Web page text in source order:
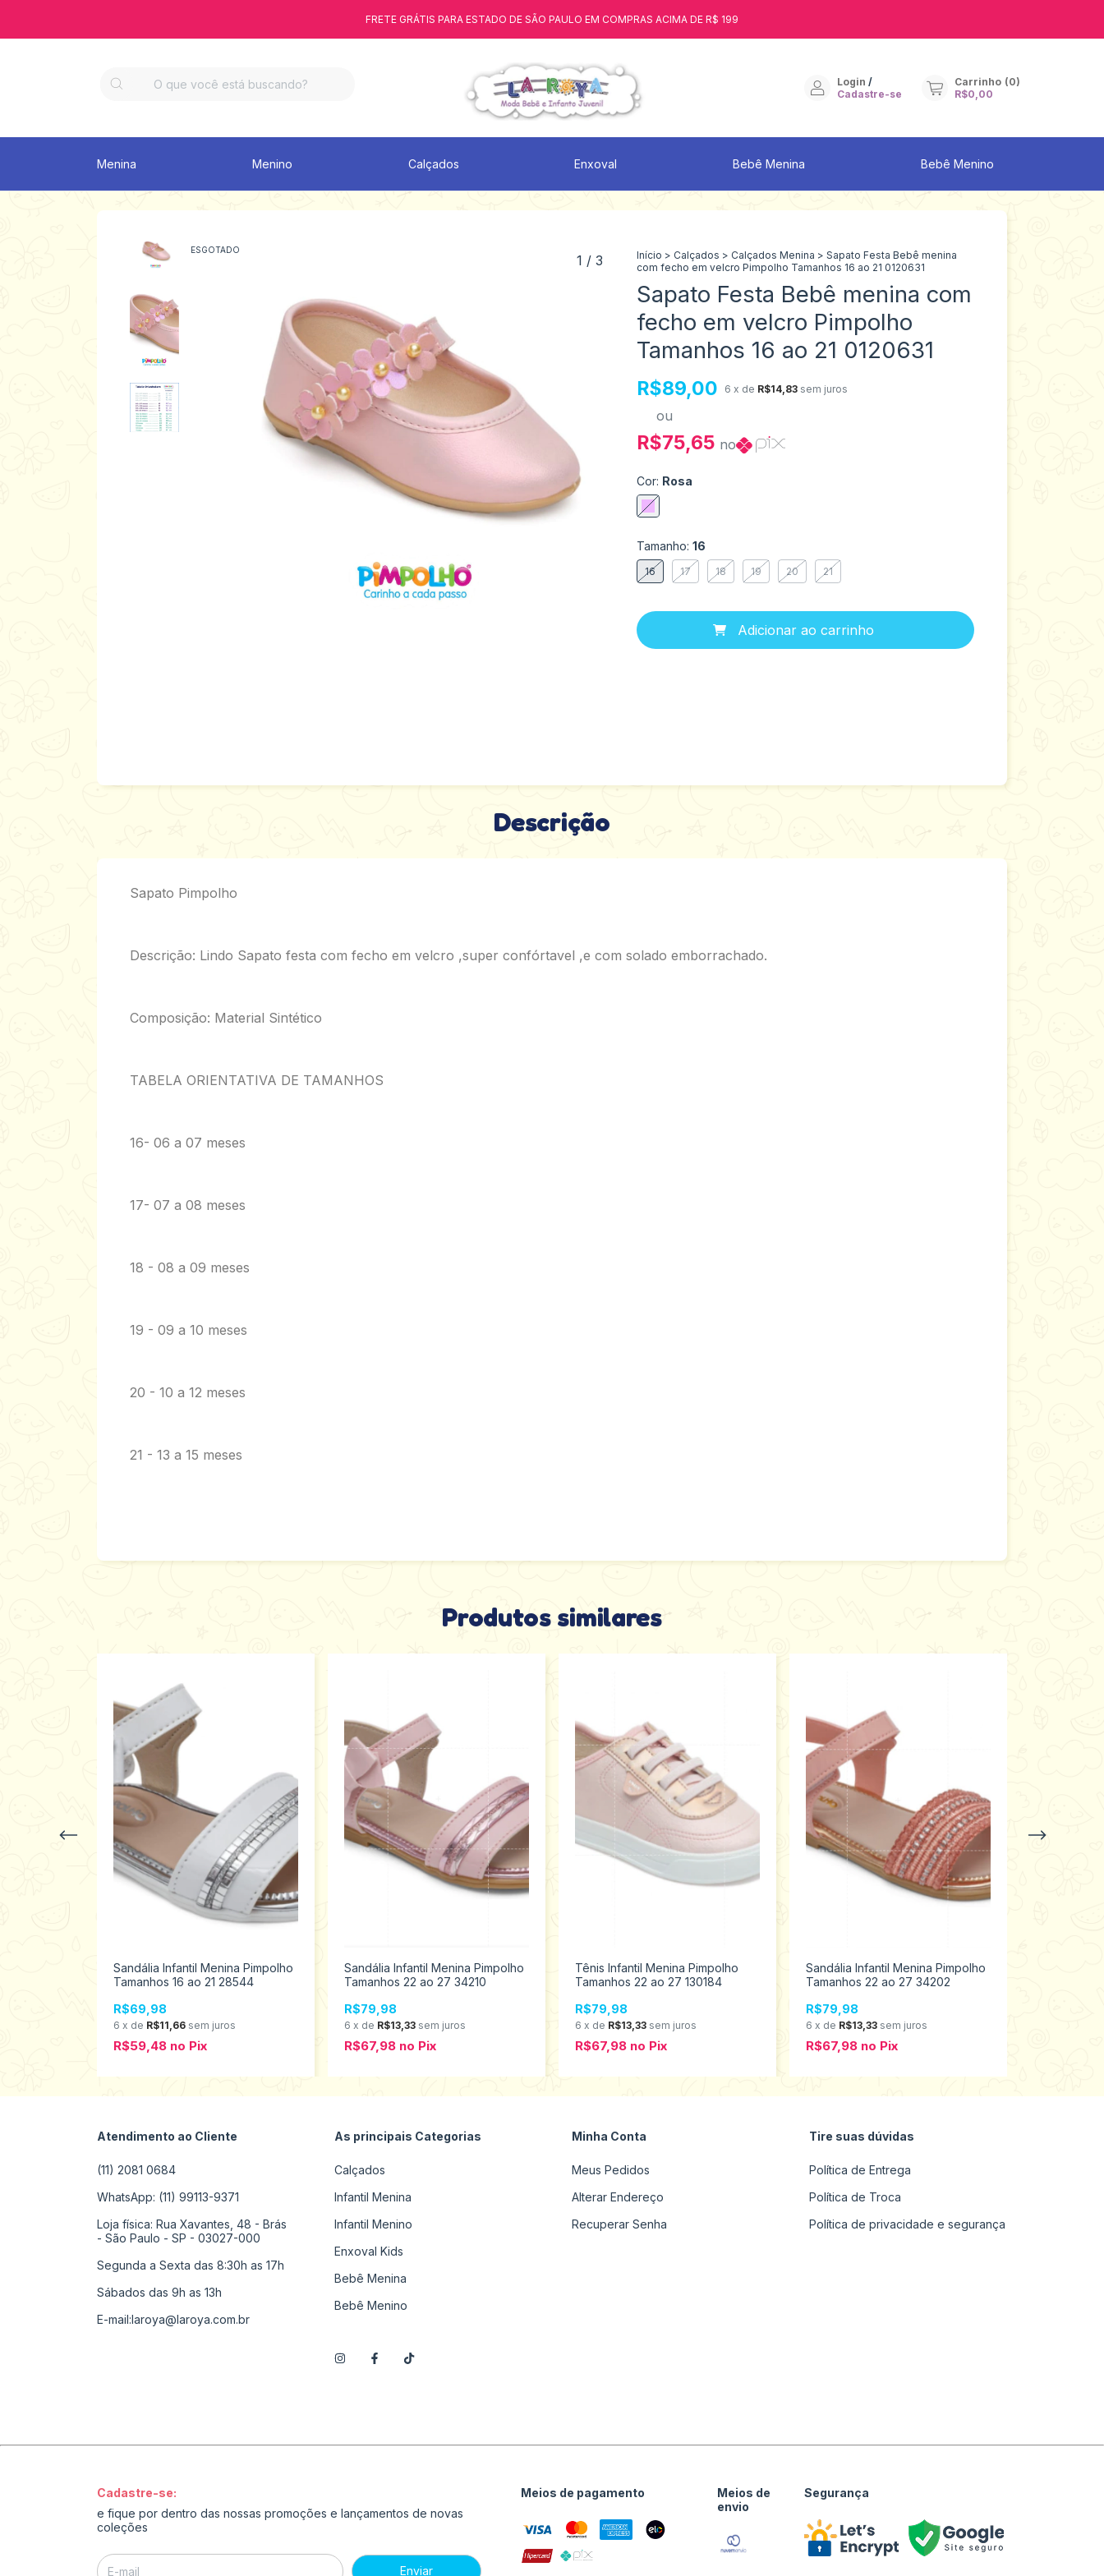
FRETE GRÁTIS PARA ESTADO DE SÃO PAULO EM COMPRAS ACIMA DE R$ 199
Login /
Cadastre-se
Carrinho (0)
R$0,00
Menina Menino Calçados Enxoval Bebê Menina Bebê Menino
ESGOTADO
1 / 3 Início > Calçados > Calçados Menina > Sapato Festa Bebê menina
com fecho em velcro Pimpolho Tamanhos 16 ao 21 0120631
Sapato Festa Bebê menina com
fecho em velcro Pimpolho
Tamanhos 16 ao 21 0120631
R$89,00 6 x de R$14,83 sem juros
ou
R$75,65 no
Cor: Rosa
Tamanho: 16
16 17 18 19 20 21
Descrição
Sapato Pimpolho
Descrição: Lindo Sapato festa com fecho em velcro ,super confórtavel ,e com solado emborrachado.
Composição: Material Sintético
TABELA ORIENTATIVA DE TAMANHOS
16- 06 a 07 meses
17- 07 a 08 meses
18 - 08 a 09 meses
19 - 09 a 10 meses
20 - 10 a 12 meses
21 - 13 a 15 meses
Produtos similares
Sandália Infantil Menina Pimpolho
Tamanhos 16 ao 21 28544
R$69,98
6 x de R$11,66 sem juros
R$59,48 no Pix
Sandália Infantil Menina Pimpolho
Tamanhos 22 ao 27 34210
R$79,98
6 x de R$13,33 sem juros
R$67,98 no Pix
Tênis Infantil Menina Pimpolho
Tamanhos 22 ao 27 130184
R$79,98
6 x de R$13,33 sem juros
R$67,98 no Pix
Sandália Infantil Menina Pimpolho
Tamanhos 22 ao 27 34202
R$79,98
6 x de R$13,33 sem juros
R$67,98 no Pix
Atendimento ao Cliente
(11) 2081 0684
WhatsApp: (11) 99113-9371
Loja física: Rua Xavantes, 48 - Brás
- São Paulo - SP - 03027-000
Segunda a Sexta das 8:30h as 17h
Sábados das 9h as 13h
E-mail:laroya@laroya.com.br
As principais Categorias
Calçados
Infantil Menina
Infantil Menino
Enxoval Kids
Bebê Menina
Bebê Menino
Minha Conta
Meus Pedidos
Alterar Endereço
Recuperar Senha
Tire suas dúvidas
Política de Entrega
Política de Troca
Política de privacidade e segurança
Cadastre-se:
e fique por dentro das nossas promoções e lançamentos de novas
coleções
Meios de pagamento
Meios de
envio
Segurança